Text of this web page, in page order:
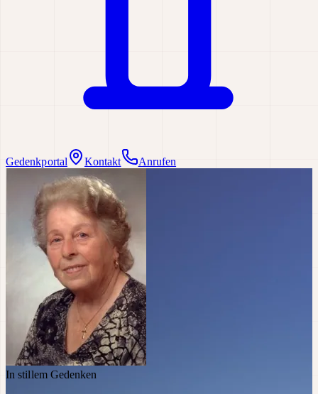
Gedenkportal Kontakt Anrufen
In stillem Gedenken